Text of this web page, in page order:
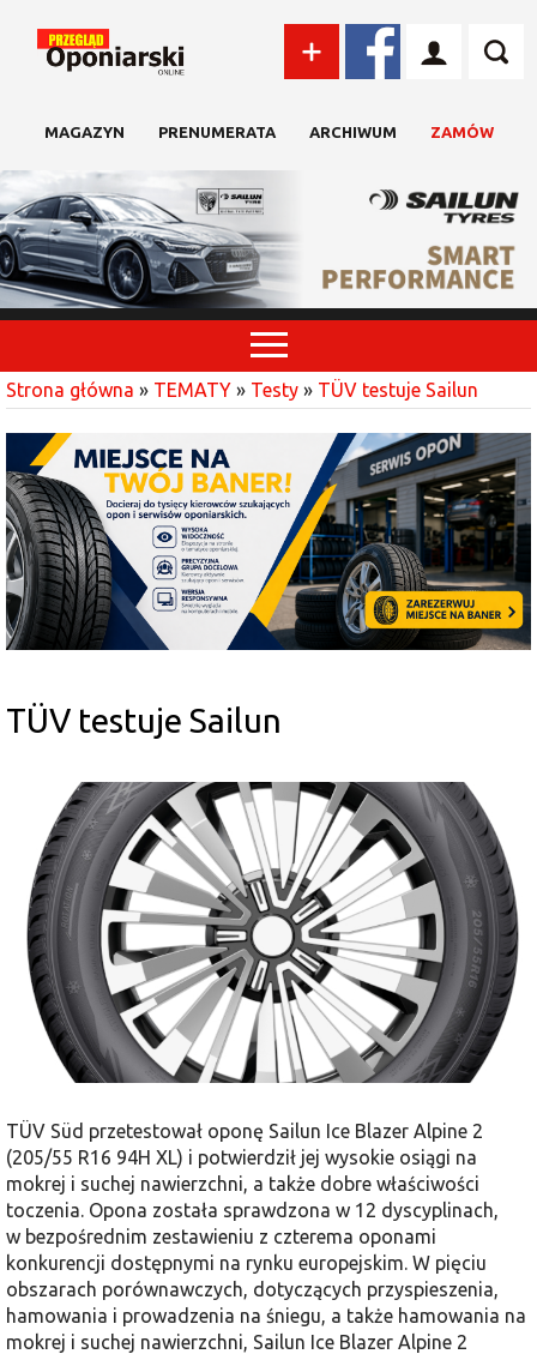
MAGAZYN PRENUMERATA ARCHIWUM ZAMÓW
Strona główna » TEMATY » Testy » TÜV testuje Sailun
TÜV testuje Sailun
TÜV Süd przetestował oponę Sailun Ice Blazer Alpine 2
(205/55 R16 94H XL) i potwierdził jej wysokie osiągi na
mokrej i suchej nawierzchni, a także dobre właściwości
toczenia. Opona została sprawdzona w 12 dyscyplinach,
w bezpośrednim zestawieniu z czterema oponami
konkurencji dostępnymi na rynku europejskim. W pięciu
obszarach porównawczych, dotyczących przyspieszenia,
hamowania i prowadzenia na śniegu, a także hamowania na
mokrej i suchej nawierzchni, Sailun Ice Blazer Alpine 2